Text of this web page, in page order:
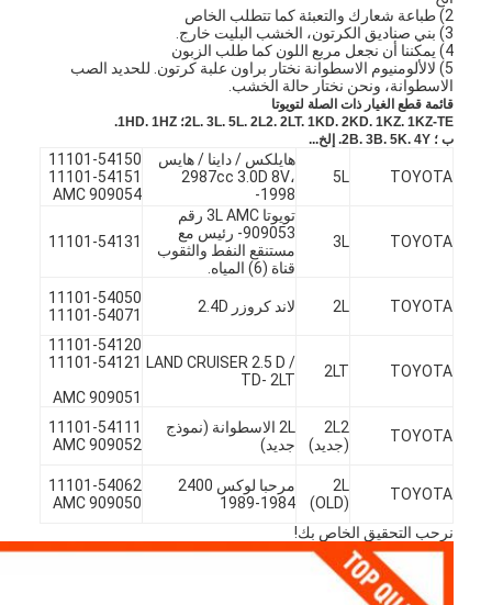
2) طباعة شعارك والتعبئة كما تتطلب الخاص
3) بني صناديق الكرتون، الخشب البليت خارج.
4) يمكننا أن نجعل مربع اللون كما طلب الزبون
5) لالألومنيوم الاسطوانة نختار براون علبة كرتون. للحديد الصب
الاسطوانة، ونحن نختار حالة الخشب.
قائمة قطع الغيار ذات الصلة لتويوتا
2L. 3L. 5L. 2L2. 2LT. 1KD. 2KD. 1KZ. 1KZ-TE؛ 1HD. 1HZ.
ب ؛
2B. 3B. 5K. 4Y. إلخ...
TOYOTA
5L
هايلكس / داينا / هايس
2987cc 3.0D 8V،
1998-
11101-54150
11101-54151
AMC 909054
TOYOTA
3L
تويوتا 3L AMC رقم
909053- رئيس مع
مستنقع النفط والثقوب
قناة (6) المياه.
11101-54131
TOYOTA
2L لاند كروزر 2.4D
11101-54050
11101-54071
TOYOTA
2LT
LAND CRUISER 2.5 D /
TD- 2LT
11101-54120
11101-54121
AMC 909051
TOYOTA
2L2
(جديد)
2L الاسطوانة (نموذج
جديد)
11101-54111
AMC 909052
TOYOTA
2L
(OLD)
مرحبا لوكس 2400
1984-1989
11101-54062
AMC 909050
نرحب التحقيق الخاص بك!